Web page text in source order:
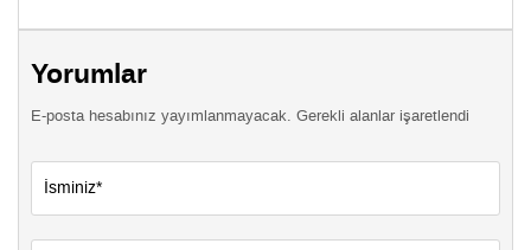
Yorumlar
E-posta hesabınız yayımlanmayacak. Gerekli alanlar işaretlendi